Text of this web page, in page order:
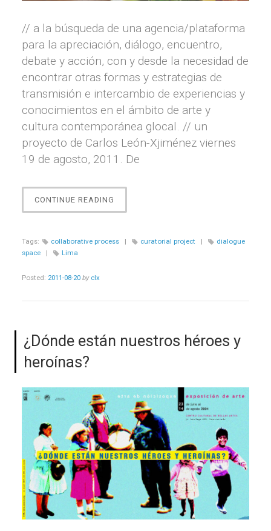
// a la búsqueda de una agencia/plataforma
para la apreciación, diálogo, encuentro,
debate y acción, con y desde la necesidad de
encontrar otras formas y estrategias de
transmisión e intercambio de experiencias y
conocimientos en el ámbito de arte y
cultura contemporánea glocal. // un
proyecto de Carlos León-Xjiménez viernes
19 de agosto, 2011. De
CONTINUE READING
(COM)PARTIDO”
Tags: collaborative process | curatorial project |
dialogue
space
| Lima
Posted: 2011-08-20 by clx
¿Dónde están nuestros héroes y
heroínas?